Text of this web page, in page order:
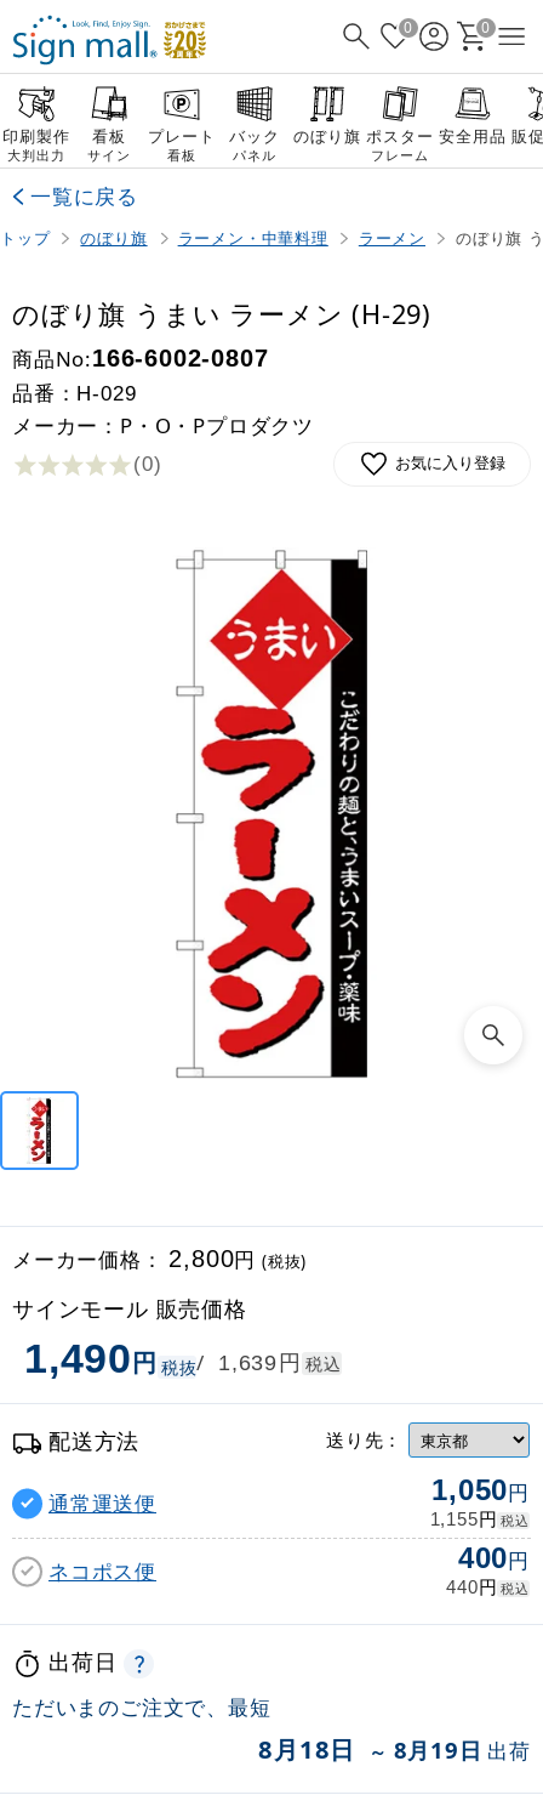
0 0
印刷製作
大判出力
看板
サイン
プレート
看板
バック
パネル
のぼり旗 ポスター
フレーム
安全用品 販
一覧に戻る
トップ のぼり旗 ラーメン・中華料理 ラーメン のぼり旗
のぼり旗 うまい ラーメン (H-29)
商品No:166-6002-0807
品番： H-029
メーカー：P・O・Pプロダクツ
(0) お気に入り登録
メーカー価格： 2,800円(税抜)
サインモール 販売価格
1,490円 税抜/ 1,639円 税込
配送方法 送り先：
通常運送便 1,050円
1,155円 税込
ネコポス便 400円
440円 税込
出荷日
ただいまのご注文で、最短
8月18日 ～ 8月19日 出荷